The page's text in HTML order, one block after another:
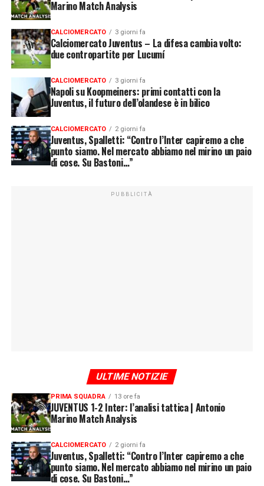
Marino Match Analysis
CALCIOMERCATO 3 giorni fa
Calciomercato Juventus – La difesa cambia volto:
due contropartite per Lucumí
CALCIOMERCATO 3 giorni fa
Napoli su Koopmeiners: primi contatti con la
Juventus, il futuro dell’olandese è in bilico
CALCIOMERCATO 2 giorni fa
Juventus, Spalletti: “Contro l’Inter capiremo a che
punto siamo. Nel mercato abbiamo nel mirino un paio
di cose. Su Bastoni…”
PUBBLICITÀ
ULTIME NOTIZIE
PRIMA SQUADRA 13 ore fa
JUVENTUS 1-2 Inter: l’analisi tattica | Antonio
Marino Match Analysis
CALCIOMERCATO 2 giorni fa
Juventus, Spalletti: “Contro l’Inter capiremo a che
punto siamo. Nel mercato abbiamo nel mirino un paio
di cose. Su Bastoni…”